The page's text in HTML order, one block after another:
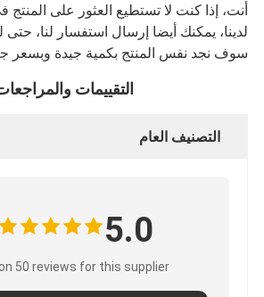
أنت، إذا كنت لا تستطيع العثور على المنتج
لدينا، يمكنك أيضا إرسال استفسار لنا، حتى
سوف نجد نفس المنتج بكمية جيدة وبسعر
التقييمات
التصنيف العام
5.0
50 reviews for this supplier